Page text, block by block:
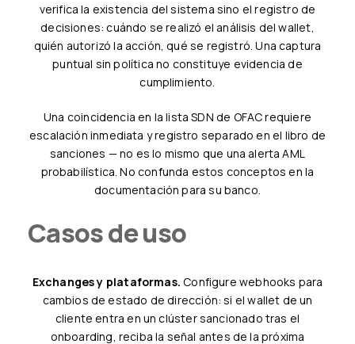
verifica la existencia del sistema sino el registro de
decisiones: cuándo se realizó el análisis del wallet,
quién autorizó la acción, qué se registró. Una captura
puntual sin política no constituye evidencia de
cumplimiento.
Una coincidencia en la lista SDN de OFAC requiere
escalación inmediata y registro separado en el libro de
sanciones — no es lo mismo que una alerta AML
probabilística. No confunda estos conceptos en la
documentación para su banco.
Casos de uso
Exchanges y plataformas. Configure webhooks para
cambios de estado de dirección: si el wallet de un
cliente entra en un clúster sancionado tras el
onboarding, reciba la señal antes de la próxima